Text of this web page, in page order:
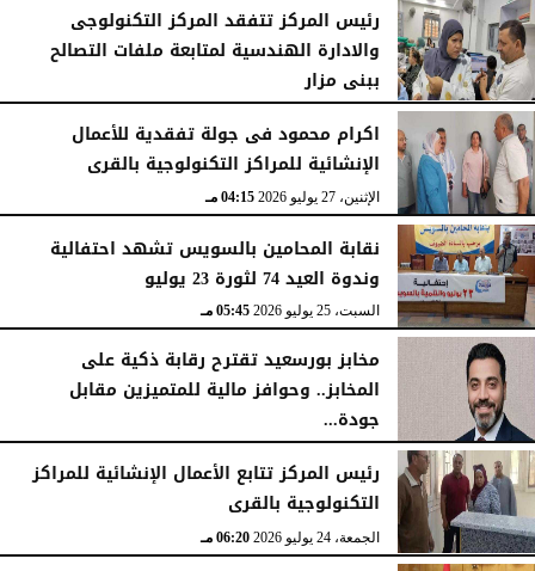
رئيس المركز تتفقد المركز التكنولوجى
والادارة الهندسية لمتابعة ملفات التصالح
ببنى مزار
الأربعاء، 29 يوليو 2026 02:03 مـ
اكرام محمود فى جولة تفقدية للأعمال
الإنشائية للمراكز التكنولوجية بالقرى
الإثنين، 27 يوليو 2026 04:15 مـ
نقابة المحامين بالسويس تشهد احتفالية
وندوة العيد 74 لثورة 23 يوليو
السبت، 25 يوليو 2026 05:45 مـ
مخابز بورسعيد تقترح رقابة ذكية على
المخابز.. وحوافز مالية للمتميزين مقابل
جودة...
السبت، 25 يوليو 2026 05:41 مـ
رئيس المركز تتابع الأعمال الإنشائية للمراكز
التكنولوجية بالقرى
الجمعة، 24 يوليو 2026 06:20 مـ